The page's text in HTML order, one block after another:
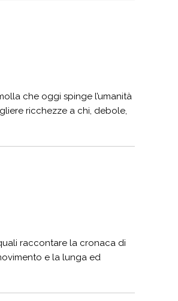
che oggi spinge l’umanità
ricchezze a chi, debole,
raccontare la cronaca di
e la lunga ed